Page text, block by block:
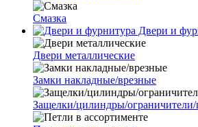
Смазка
Двери и
Двери металлические
Замки накладные/врезные
Защелки/цилиндры/ограничители/